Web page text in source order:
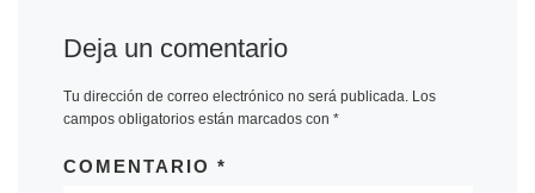
Deja un comentario
Tu dirección de correo electrónico no será publicada. Los
campos obligatorios están marcados con *
COMENTARIO *